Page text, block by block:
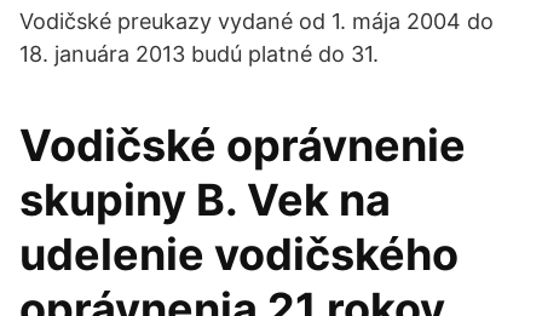
Vodičské preukazy vydané od 1. mája 2004 do
18. januára 2013 budú platné do 31.
Vodičské oprávnenie
skupiny B. Vek na
udelenie vodičského